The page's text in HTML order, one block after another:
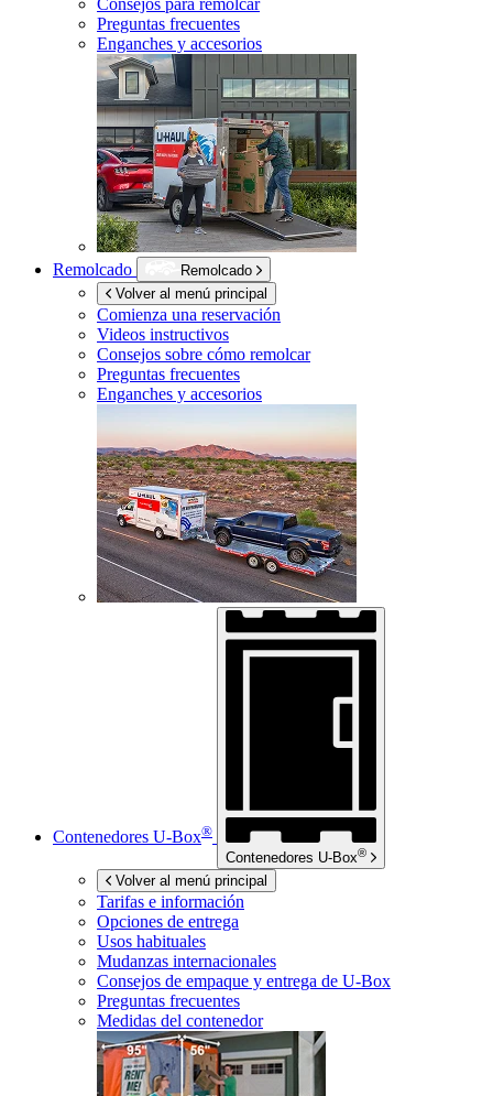
Consejos para remolcar
Preguntas frecuentes
Enganches y accesorios
Remolcado
Remolcado
Volver al menú principal
Comienza una reservación
Videos instructivos
Consejos sobre cómo remolcar
Preguntas frecuentes
Enganches y accesorios
Contenedores U-Box®
Contenedores U-Box®
Volver al menú principal
Tarifas e información
Opciones de entrega
Usos habituales
Mudanzas internacionales
Consejos de empaque y entrega de U-Box
Preguntas frecuentes
Medidas del contenedor